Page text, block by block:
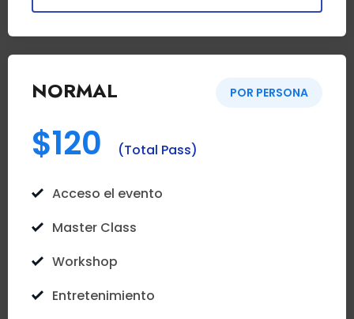
NORMAL POR PERSONA
$120 (Total Pass)
Acceso el evento
Master Class
Workshop
Entretenimiento